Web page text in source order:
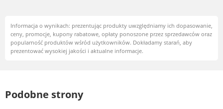
Informacja o wynikach: prezentując produkty uwzględniamy ich dopasowanie,
ceny, promocje, kupony rabatowe, opłaty ponoszone przez sprzedawców oraz
popularność produktów wśród użytkowników. Dokładamy starań, aby
prezentować wysokiej jakości i aktualne informacje.
Podobne strony